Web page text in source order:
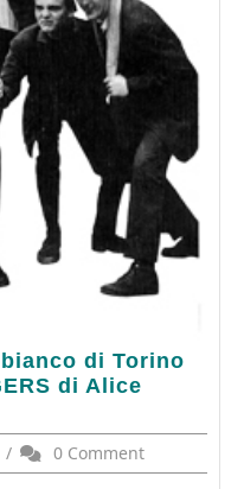
di Torino
di Alice
/ 0 Comment